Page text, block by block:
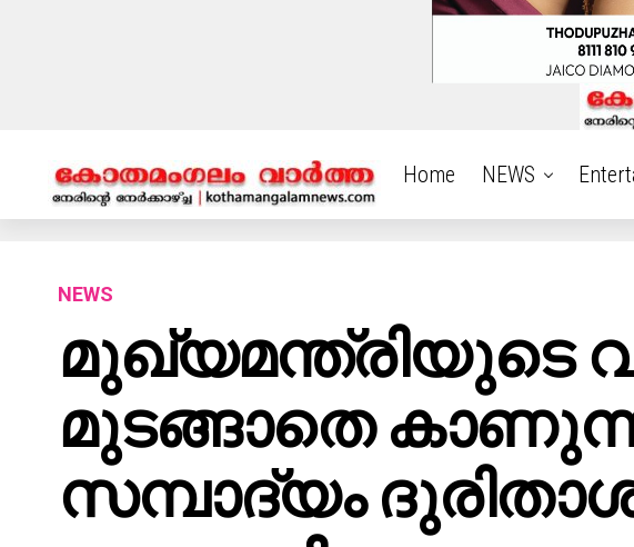
Home NEWS
NEWS
മുഖ്യമന്ത്രിയുടെ
മുടങ്ങാതെ
സമ്പാദ്യം